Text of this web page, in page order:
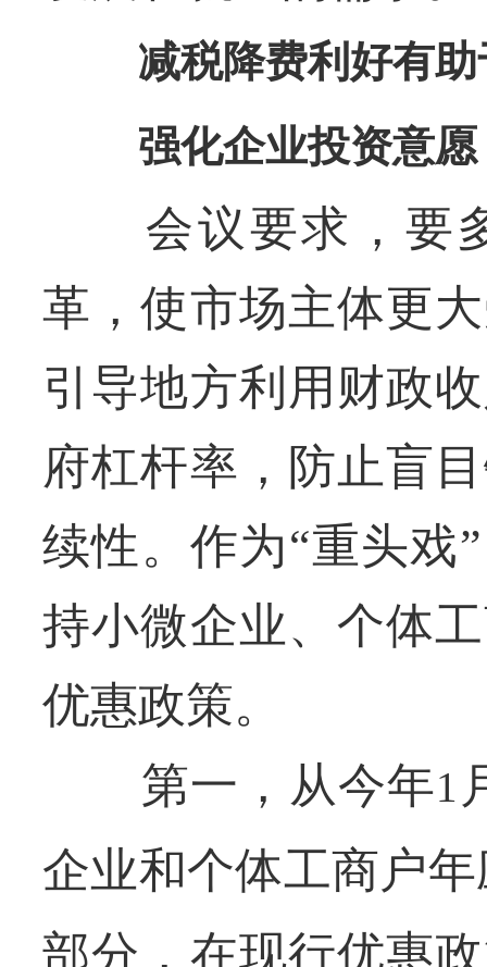
减税降费利好有助
强化企业投资意愿
会议要求，要多
革，使市场主体更
引导地方利用财政
府杠杆率，防止盲
续性。作为“重头戏
持小微企业、个体
优惠政策。
第一，从今年1
企业和个体工商户
部分，在现行优惠